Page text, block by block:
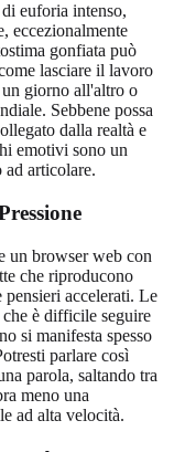
euforia intenso,
eccezionalmente
gonfiata può
lasciare il lavoro
giorno all'altro o
Sebbene possa
dalla realtà e
emotivi sono un
articolare.
un browser web con
che riproducono
pensieri accelerati. Le
è difficile seguire
si manifesta spesso
parlare così
parola, saltando tra
meno una
ad alta velocità.